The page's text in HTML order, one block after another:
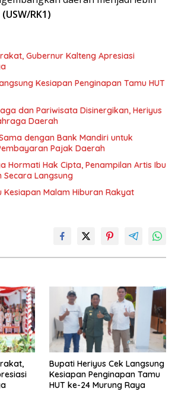
(USW/RK1)
Gubernur Kalteng Apresiasi
Kesiapan Penginapan Tamu HUT
dan Pariwisata Disinergikan, Heriyus
Daerah
dengan Bank Mandiri untuk
Pajak Daerah
Hormati Hak Cipta, Penampilan Artis Ibu
Langsung
Kesiapan Malam Hiburan Rakyat
Bupati Heriyus Cek Langsung
Kesiapan Penginapan Tamu
HUT ke-24 Murung Raya